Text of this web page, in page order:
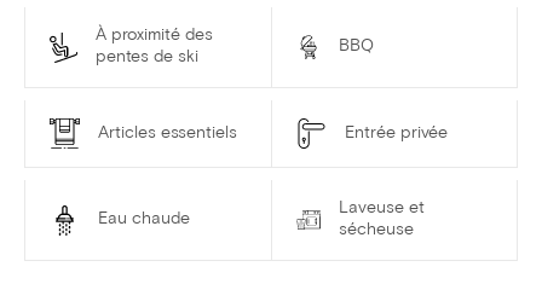
À proximité des
pentes de ski
BBQ
Articles essentiels Entrée privée
Eau chaude
Laveuse et
sécheuse